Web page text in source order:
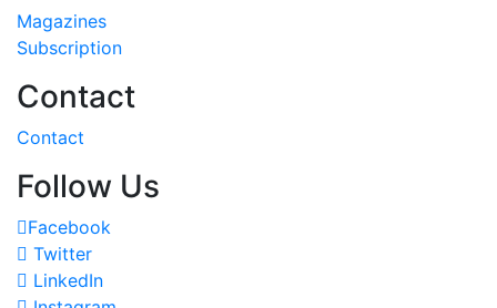
Magazines
Subscription
Contact
Contact
Follow Us
Facebook
Twitter
LinkedIn